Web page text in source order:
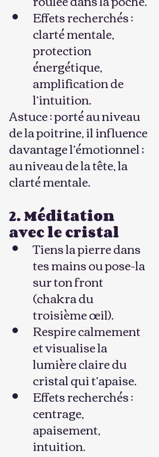
Effets recherchés :
clarté mentale,
protection
énergétique,
amplification de
l’intuition.
Astuce : porté au niveau
de la poitrine, il influence
davantage l’émotionnel ;
au niveau de la tête, la
clarté mentale.
2. Méditation
avec le cristal
Tiens la pierre dans
tes mains ou pose-la
sur ton front
(chakra du
troisième œil).
Respire calmement
et visualise la
lumière claire du
cristal qui t’apaise.
Effets recherchés :
centrage,
apaisement,
intuition.